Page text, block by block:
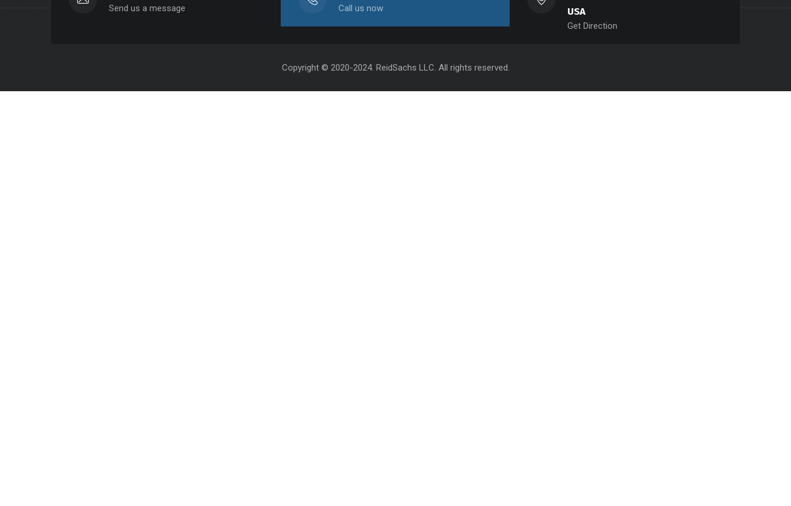
Send us a message Call us now
USA
Get Direction
Copyright © 2020-2024. ReidSachs LLC. All rights reserved.